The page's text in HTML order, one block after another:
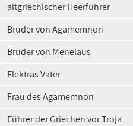
altgriechischer Heerführer
Bruder von Agamemnon
Bruder von Menelaus
Elektras Vater
Frau des Agamemnon
Führer der Griechen vor Troja